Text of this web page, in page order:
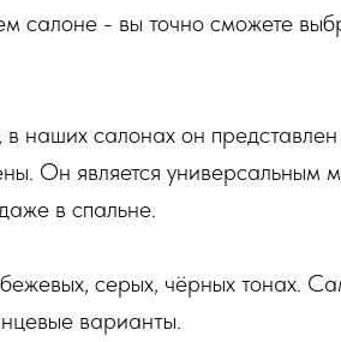
салоне - вы точно сможете
наших салонах он
Он является
в спальне.
серых, чёрных тонах.
варианты.